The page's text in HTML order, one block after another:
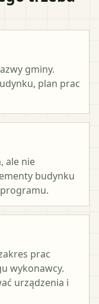
gminy.
plan prac
ale nie
budynku
prac
wykonawcy.
urządzenia i